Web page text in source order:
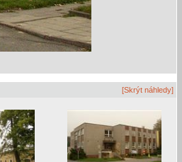
[Skrýt náhledy]